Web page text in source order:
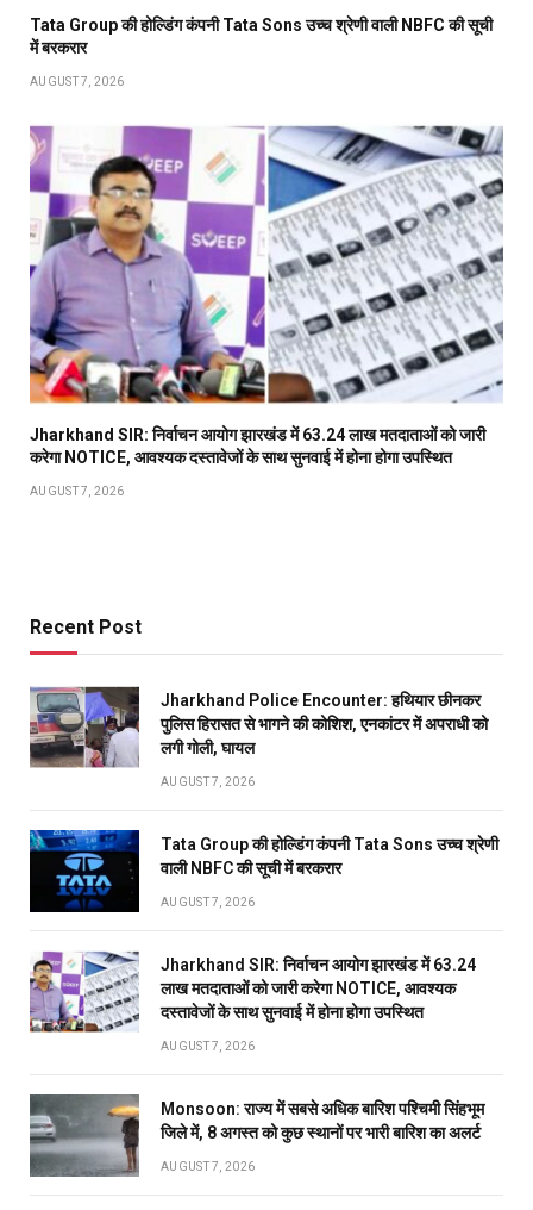
Tata Group की होल्डिंग कंपनी Tata Sons उच्च श्रेणी वाली NBFC की सूची
में बरकरार
AUGUST 7, 2026
Jharkhand SIR: निर्वाचन आयोग झारखंड में 63.24 लाख मतदाताओं को जारी
करेगा NOTICE, आवश्यक दस्तावेजों के साथ सुनवाई में होना होगा उपस्थित
AUGUST 7, 2026
Recent Post
Jharkhand Police Encounter: हथियार छीनकर
पुलिस हिरासत से भागने की कोशिश, एनकांटर में अपराधी को
लगी गोली, घायल
AUGUST 7, 2026
Tata Group की होल्डिंग कंपनी Tata Sons उच्च श्रेणी
वाली NBFC की सूची में बरकरार
AUGUST 7, 2026
Jharkhand SIR: निर्वाचन आयोग झारखंड में 63.24
लाख मतदाताओं को जारी करेगा NOTICE, आवश्यक
दस्तावेजों के साथ सुनवाई में होना होगा उपस्थित
AUGUST 7, 2026
Monsoon: राज्य में सबसे अधिक बारिश पश्चिमी सिंहभूम
जिले में, 8 अगस्त को कुछ स्थानों पर भारी बारिश का अलर्ट
AUGUST 7, 2026